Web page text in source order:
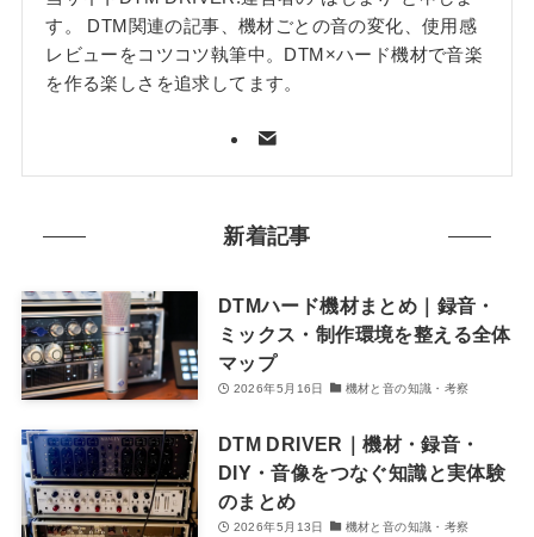
す。 DTM関連の記事、機材ごとの音の変化、使用感
レビューをコツコツ執筆中。DTM×ハード機材で音楽
を作る楽しさを追求してます。
新着記事
DTMハード機材まとめ｜録音・
ミックス・制作環境を整える全体
マップ
2026年5月16日 機材と音の知識・考察
DTM DRIVER｜機材・録音・
DIY・音像をつなぐ知識と実体験
のまとめ
2026年5月13日 機材と音の知識・考察